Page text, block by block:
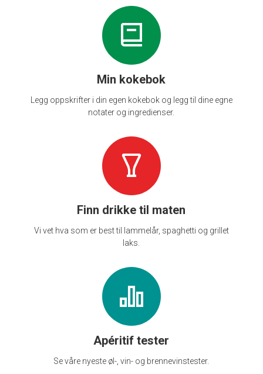
Min kokebok
Legg oppskrifter i din egen kokebok og legg til dine egne
notater og ingredienser.
Finn drikke til maten
Vi vet hva som er best til lammelår, spaghetti og grillet
laks.
Apéritif tester
Se våre nyeste øl-, vin- og brennevinstester.